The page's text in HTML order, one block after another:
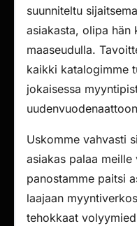
suunniteltu
asiakasta, olipa hän
maaseudulla.
kaikki katalogimme
jokaisessa
Uskomme vahvasti
asiakas palaa
panostamme paitsi
laajaan
tehokkaat